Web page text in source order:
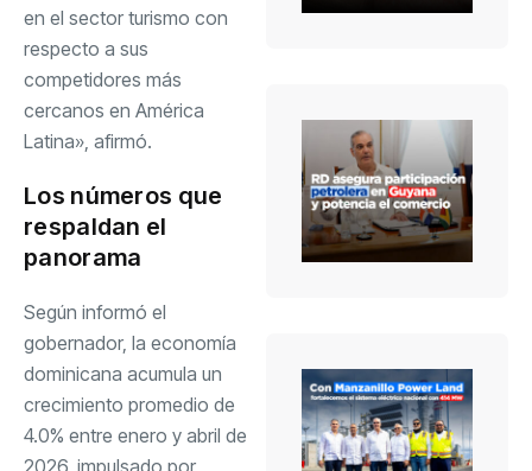
en el sector turismo con
respecto a sus
competidores más
cercanos en América
Latina», afirmó.
Los números que
respaldan el
panorama
Según informó el
gobernador, la economía
dominicana acumula un
crecimiento promedio de
4.0% entre enero y abril de
2026, impulsado por